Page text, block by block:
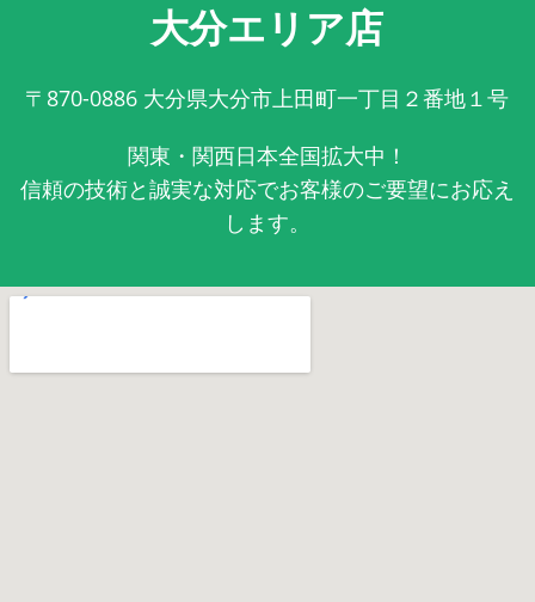
大分エリア店
〒870-0886 大分県大分市上田町一丁目２番地１号
関東・関西日本全国拡大中！
信頼の技術と誠実な対応でお客様のご要望にお応え
します。